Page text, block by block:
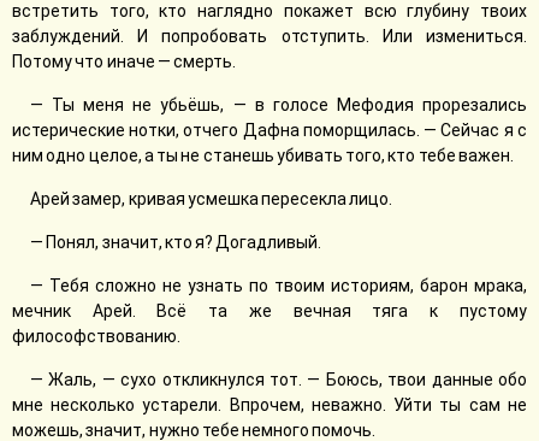
встретить того, кто наглядно покажет всю глубину твоих
заблуждений. И попробовать отступить. Или измениться.
Потому что иначе — смерть.
— Ты меня не убьёшь, — в голосе Мефодия прорезались
истерические нотки, отчего Дафна поморщилась. — Сейчас я с
ним одно целое, а ты не станешь убивать того, кто тебе важен.
Арей замер, кривая усмешка пересекла лицо.
— Понял, значит, кто я? Догадливый.
— Тебя сложно не узнать по твоим историям, барон мрака,
мечник Арей. Всë та же вечная тяга к пустому
философствованию.
— Жаль, — сухо откликнулся тот. — Боюсь, твои данные обо
мне несколько устарели. Впрочем, неважно. Уйти ты сам не
можешь, значит, нужно тебе немного помочь.